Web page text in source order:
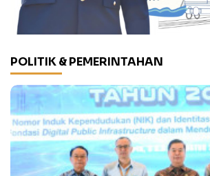
POLITIK & PEMERINTAHAN